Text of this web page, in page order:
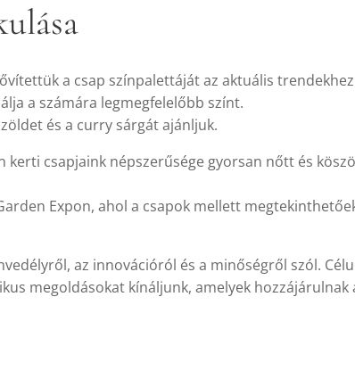
a csap színpalettáját az aktuális
a számára legmegfelelőbb színt.
és a curry sárgát ajánljuk.
kerti csapjaink népszerűsége gyorsan nőtt és
Expon, ahol a csapok mellett
az innovációról és a minőségről szól.
megoldásokat kínáljunk, amelyek